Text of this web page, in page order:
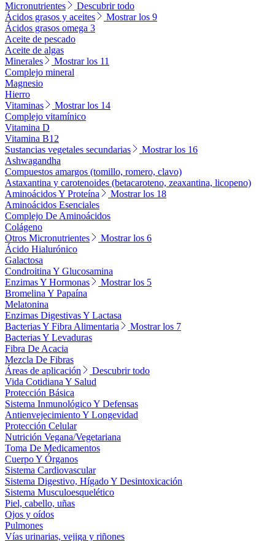
Micronutrientes
Descubrir todo
Ácidos grasos y aceites
Mostrar los 9
Ácidos grasos omega 3
Aceite de pescado
Aceite de algas
Minerales
Mostrar los 11
Complejo mineral
Magnesio
Hierro
Vitaminas
Mostrar los 14
Complejo vitamínico
Vitamina D
Vitamina B12
Sustancias vegetales secundarias
Mostrar los 16
Ashwagandha
Compuestos amargos (tomillo, romero, clavo)
Astaxantina y carotenoides (betacaroteno, zeaxantina, licopeno)
Aminoácidos Y Proteína
Mostrar los 18
Aminoácidos Esenciales
Complejo De Aminoácidos
Colágeno
Otros Micronutrientes
Mostrar los 6
Ácido Hialurónico
Galactosa
Condroitina Y Glucosamina
Enzimas Y Hormonas
Mostrar los 5
Bromelina Y Papaína
Melatonina
Enzimas Digestivas Y Lactasa
Bacterias Y Fibra Alimentaria
Mostrar los 7
Bacterias Y Levaduras
Fibra De Acacia
Mezcla De Fibras
Áreas de aplicación
Descubrir todo
Vida Cotidiana Y Salud
Protección Básica
Sistema Inmunológico Y Defensas
Antienvejecimiento Y Longevidad
Protección Celular
Nutrición Vegana/Vegetariana
Toma De Medicamentos
Cuerpo Y Órganos
Sistema Cardiovascular
Sistema Digestivo, Hígado Y Desintoxicación
Sistema Musculoesquelético
Piel, cabello, uñas
Ojos y oídos
Pulmones
Vías urinarias, vejiga y riñones